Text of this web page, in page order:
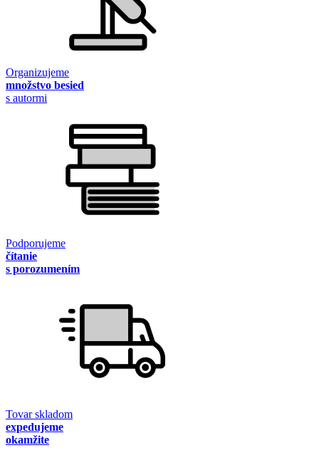
Organizujeme
množstvo besied
s autormi
Podporujeme
čítanie
s porozumením
Tovar skladom
expedujeme
okamžite